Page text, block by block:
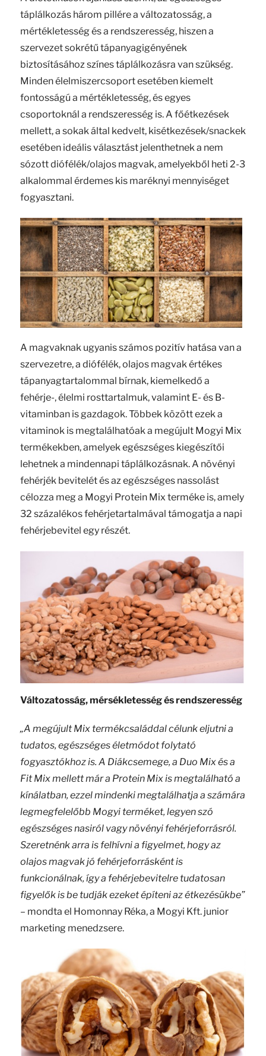
táplálkozás három pillére a változatosság, a
mértékletesség és a rendszeresség, hiszen a
szervezet sokrétű tápanyagigényének
biztosításához színes táplálkozásra van szükség.
Minden élelmiszercsoport esetében kiemelt
fontosságú a mértékletesség, és egyes
csoportoknál a rendszeresség is. A főétkezések
mellett, a sokak által kedvelt, kisétkezések/snackek
esetében ideális választást jelenthetnek a nem
sózott diófélék/olajos magvak, amelyekből heti 2-3
alkalommal érdemes kis maréknyi mennyiséget
fogyasztani.
A magvaknak ugyanis számos pozitív hatása van a
szervezetre, a diófélék, olajos magvak értékes
tápanyagtartalommal bírnak, kiemelkedő a
fehérje-, élelmi rosttartalmuk, valamint E- és B-
vitaminban is gazdagok. Többek között ezek a
vitaminok is megtalálhatóak a megújult Mogyi Mix
termékekben, amelyek egészséges kiegészítői
lehetnek a mindennapi táplálkozásnak. A növényi
fehérjék bevitelét és az egészséges nassolást
célozza meg a Mogyi Protein Mix terméke is, amely
32 százalékos fehérjetartalmával támogatja a napi
fehérjebevitel egy részét.
Változatosság, mérsékletesség és rendszeresség
„A megújult Mix termékcsaláddal célunk eljutni a
tudatos, egészséges életmódot folytató
fogyasztókhoz is. A Diákcsemege, a Duo Mix és a
Fit Mix mellett már a Protein Mix is megtalálható a
kínálatban, ezzel mindenki megtalálhatja a számára
legmegfelelőbb Mogyi terméket, legyen szó
egészséges nasiról vagy növényi fehérjeforrásról.
Szeretnénk arra is felhívni a figyelmet, hogy az
olajos magvak jó fehérjeforrásként is
funkcionálnak, így a fehérjebevitelre tudatosan
figyelők is be tudják ezeket építeni az étkezésükbe”
– mondta el Homonnay Réka, a Mogyi Kft. junior
marketing menedzsere.